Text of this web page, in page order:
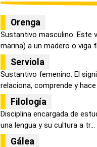
Orenga
Sustantivo masculino. Este
marina) a un madero o viga
Serviola
Sustantivo femenino. El
relaciona, comprende y hace
Filología
Disciplina encargada de
una lengua y su cultura a tr...
Gálea